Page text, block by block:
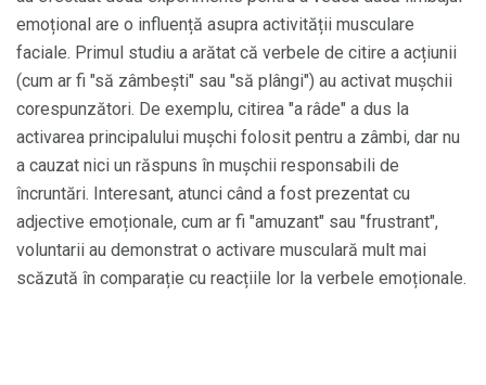
emoțional are o influență asupra activității musculare
faciale. Primul studiu a arătat că verbele de citire a acțiunii
(cum ar fi "să zâmbești" sau "să plângi") au activat mușchii
corespunzători. De exemplu, citirea "a râde" a dus la
activarea principalului mușchi folosit pentru a zâmbi, dar nu
a cauzat nici un răspuns în mușchii responsabili de
încruntări. Interesant, atunci când a fost prezentat cu
adjective emoționale, cum ar fi "amuzant" sau "frustrant",
voluntarii au demonstrat o activare musculară mult mai
scăzută în comparație cu reacțiile lor la verbele emoționale.